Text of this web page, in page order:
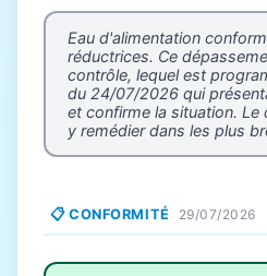
Eau d'alimentation
réductrices. Ce
contrôle, lequel est
du 24/07/2026 qui
et confirme la situation.
y remédier dans les plus
📋 CONFORMITÉ 29/07/2026